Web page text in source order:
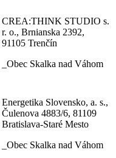
CREA:THINK STUDIO s.
r. o., Brnianska 2392,
91105 Trenčín
_Obec Skalka nad Váhom
Energetika Slovensko, a. s.,
Čulenova 4883/6, 81109
Bratislava-Staré Mesto
_Obec Skalka nad Váhom